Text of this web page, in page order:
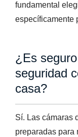
fundamental
específicamente
¿Es
seguridad
casa?
Sí. Las cámaras
preparadas para